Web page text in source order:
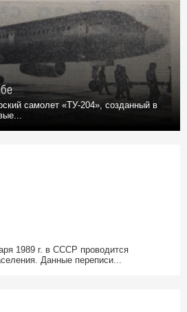
самолет «ТУ-204», созданный в
1989 г. в СССР проводится
Данные переписи...